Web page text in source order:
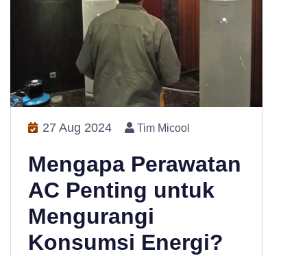
27 Aug 2024 Tim Micool
Mengapa Perawatan
AC Penting untuk
Mengurangi
Konsumsi Energi?